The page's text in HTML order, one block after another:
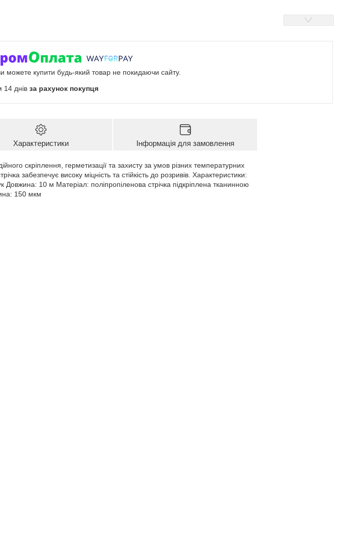
можете купити будь-який товар не покидаючи сайту.
14 днів за рахунок покупця
Характеристики Інформація для замовлення
скріплення, герметизації та захисту за умов різних температурних
забезпечує високу міцність та стійкість до розривів. Характеристики:
10 м Матеріал: поліпропіленова стрічка підкріплена тканинною
150 мкм